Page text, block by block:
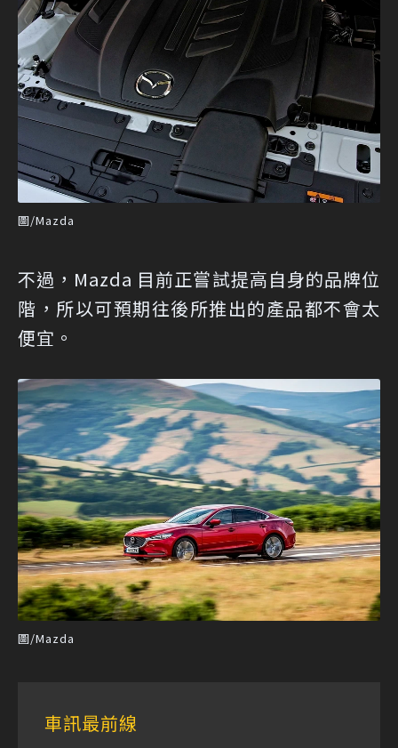
圖/Mazda
不過，Mazda 目前正嘗試提高自身的品牌位
階，所以可預期往後所推出的產品都不會太
便宜。
圖/Mazda
車訊最前線